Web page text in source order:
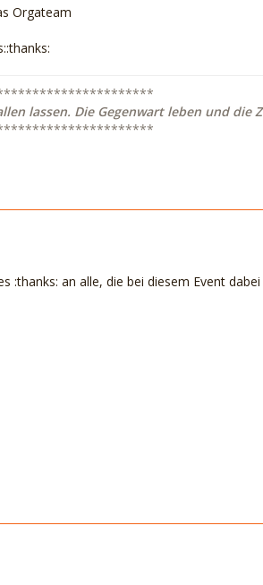
Orgateam
lassen. Die Gegenwart leben und die
:thanks: an alle, die bei diesem Event